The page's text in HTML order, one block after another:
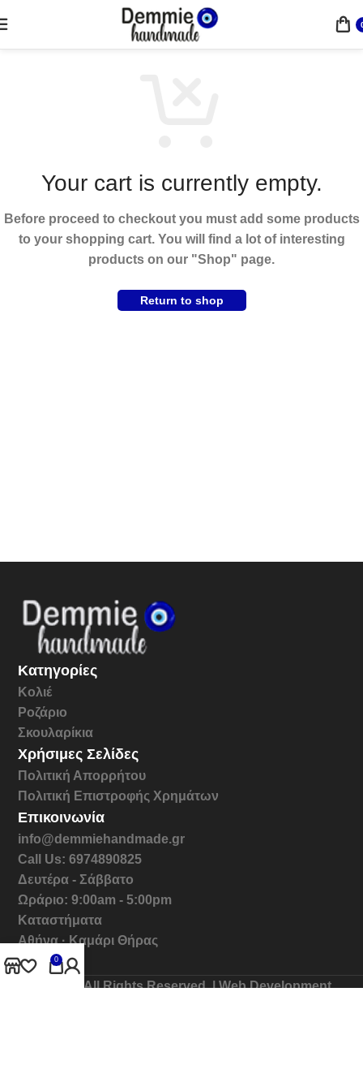
Your cart is currently empty.
Before proceed to checkout you must add some products
to your shopping cart. You will find a lot of interesting
products on our "Shop" page.
Return to shop
Κατηγορίες
Κολιέ
Ροζάριο
Σκουλαρίκια
Χρήσιμες Σελίδες
Πολιτική Απορρήτου
Πολιτική Επιστροφής Χρημάτων
Επικοινωνία
info@demmiehandmade.gr
Call Us: 6974890825
Δευτέρα - Σάββατο
Ωράριο: 9:00am - 5:00pm
Καταστήματα
Αθήνα · Καμάρι Θήρας
© 2026 | All Rights Reserved. | Web Development
0